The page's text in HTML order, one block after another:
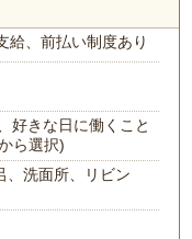
給、前払い制度あり
好きな日に働くこと
ら選択)
、洗面所、リビン